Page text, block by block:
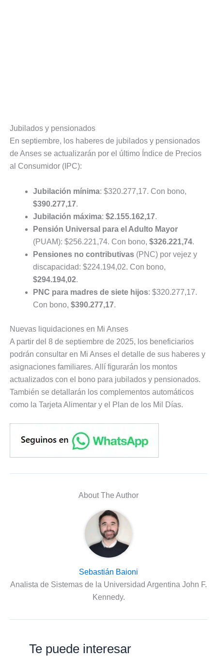
Jubilados y pensionados
En septiembre, los haberes de jubilados y pensionados
de Anses se actualizarán por el último Índice de Precios
al Consumidor (IPC):
Jubilación mínima: $320.277,17. Con bono,
$390.277,17.
Jubilación máxima: $2.155.162,17.
Pensión Universal para el Adulto Mayor
(PUAM): $256.221,74. Con bono, $326.221,74.
Pensiones no contributivas (PNC) por vejez y
discapacidad: $224.194,02. Con bono,
$294.194,02.
PNC para madres de siete hijos: $320.277,17.
Con bono, $390.277,17.
Nuevas liquidaciones en Mi Anses
A partir del 8 de septiembre de 2025, los beneficiarios
podrán consultar en Mi Anses el detalle de sus haberes y
asignaciones familiares. Allí figurarán los montos
actualizados con el bono para jubilados y pensionados.
También se detallarán los complementos automáticos
como la Tarjeta Alimentar y el Plan de los Mil Días.
About The Author
Sebastián Baioni
Analista de Sistemas de la Universidad Argentina John F.
Kennedy.
Te puede interesar